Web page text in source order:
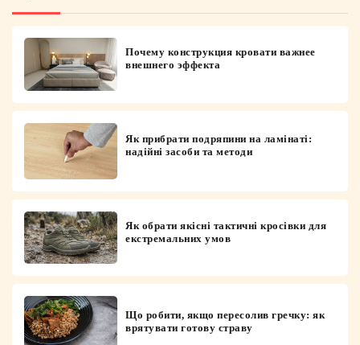
Почему конструкция кровати важнее
внешнего эффекта
Як прибрати подряпини на ламінаті:
надійні засоби та методи
Як обрати якісні тактичні кросівки для
екстремальних умов
Що робити, якщо пересолив гречку: як
врятувати готову страву